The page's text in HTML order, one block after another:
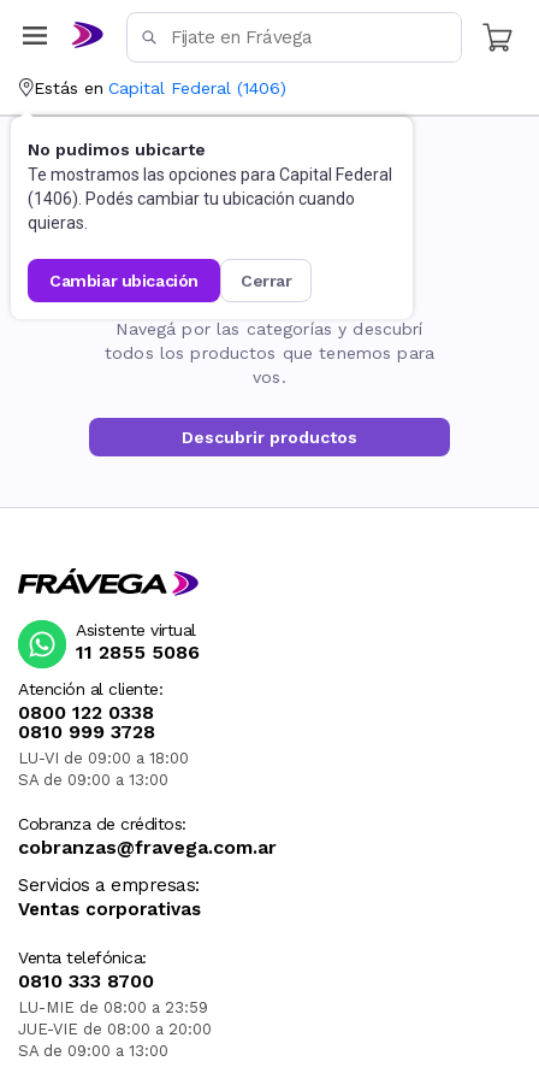
Estás en Capital Federal (1406)
No pudimos ubicarte
Te mostramos las opciones para Capital Federal
(1406). Podés cambiar tu ubicación cuando
quieras.
cambiar ubicación cerrar
La página no existe
Navegá por las categorías y descubrí
todos los productos que tenemos para
vos.
Descubrir productos
Atención al cliente:
0800 122 0338
0810 999 3728
LU-VI de 09:00 a 18:00
SA de 09:00 a 13:00
Cobranza de créditos:
cobranzas@fravega.com.ar
Servicios a empresas:
Ventas corporativas
Venta telefónica:
0810 333 8700
LU-MIE de 08:00 a 23:59
JUE-VIE de 08:00 a 20:00
SA de 09:00 a 13:00
Asistente virtual
11 2855 5086